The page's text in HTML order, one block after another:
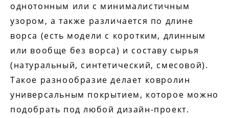
однотонным или с минималистичным
узором, а также различается по длине
ворса (есть модели с коротким, длинным
или вообще без ворса) и составу сырья
(натуральный, синтетический, смесовой).
Такое разнообразие делает ковролин
универсальным покрытием, которое можно
подобрать под любой дизайн-проект.